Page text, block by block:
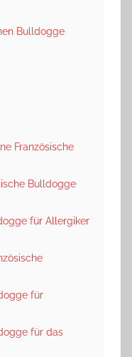
Bulldogge
Französische
Bulldogge
für Allergiker
für
für das